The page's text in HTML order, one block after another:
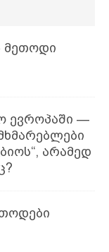
მეთოდი
ევროპაში —
არამედ